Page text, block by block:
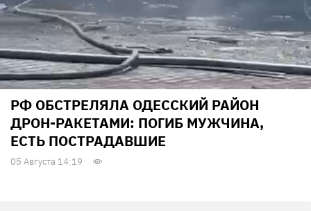
РФ ОБСТРЕЛЯЛА ОДЕССКИЙ РАЙОН
ДРОН-РАКЕТАМИ: ПОГИБ МУЖЧИНА,
ЕСТЬ ПОСТРАДАВШИЕ
05 Августа 14:19